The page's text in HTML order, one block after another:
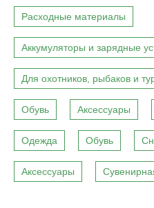
Расходные материалы
Аккумуляторы и зарядные
Для охотников, рыбаков и
Обувь Аксессуары
Одежда Обувь
Аксессуары